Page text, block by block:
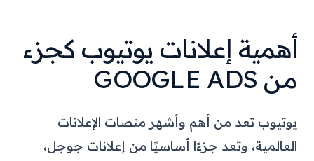
أهمية إعلانات يوتيوب كجزء
من GOOGLE ADS
يوتيوب تعد من أهم وأشهر منصات الإعلانات
العالمية، وتعد جزءًا أساسيًا من إعلانات جوجل،